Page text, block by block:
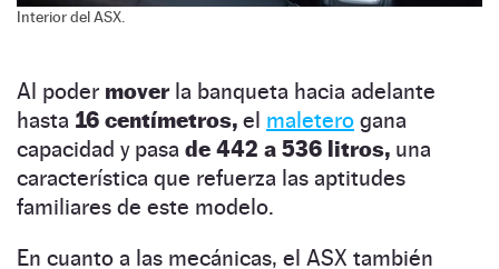
Interior del ASX.
Al poder mover la banqueta hacia adelante
hasta 16 centímetros, el maletero gana
capacidad y pasa de 442 a 536 litros, una
característica que refuerza las aptitudes
familiares de este modelo.
En cuanto a las mecánicas, el ASX también